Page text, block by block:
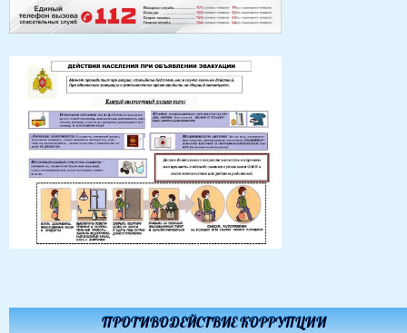
ПРОТИВОДЕЙСТВИЕ КОРРУПЦИИ